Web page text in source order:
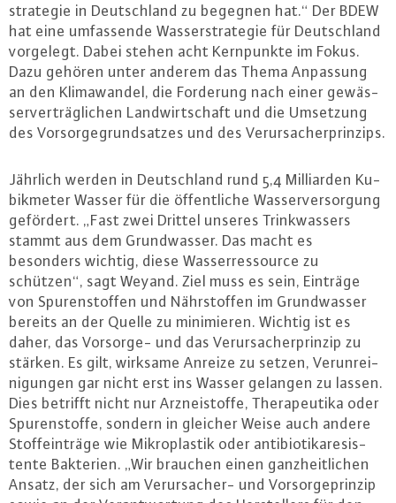
stra­te­gie in Deutsch­land zu begegnen hat.“ Der BDEW
hat eine um­fas­sen­de Was­ser­stra­te­gie für Deutsch­land
vorgelegt. Dabei stehen acht Kern­punk­te im Fokus.
Dazu gehören unter anderem das Thema Anpassung
an den Kli­ma­wan­del, die Forderung nach einer ge­wäs­
ser­ver­träg­li­chen Land­wirt­schaft und die Umsetzung
des Vor­sor­ge­grund­sat­zes und des Ver­ur­sa­cher­prin­zips.
Jährlich werden in Deutsch­land rund 5,4 Mil­li­ar­den Ku­
bik­me­ter Wasser für die öf­fent­li­che Was­ser­ver­sor­gung
gefördert. „Fast zwei Drittel unseres Trink­was­sers
stammt aus dem Grund­was­ser. Das macht es
besonders wichtig, diese Was­ser­res­sour­ce zu
schützen“, sagt Weyand. Ziel muss es sein, Einträge
von Spu­ren­stof­fen und Nähr­stof­fen im Grund­was­ser
bereits an der Quelle zu mi­ni­mie­ren. Wichtig ist es
daher, das Vorsorge- und das Ver­ur­sa­cher­prin­zip zu
stärken. Es gilt, wirksame Anreize zu setzen, Ver­un­rei­
ni­gun­gen gar nicht erst ins Wasser gelangen zu lassen.
Dies betrifft nicht nur Arz­nei­stof­fe, The­ra­peu­ti­ka oder
Spu­ren­stof­fe, sondern in gleicher Weise auch andere
Stof­f­e­in­trä­ge wie Mi­kro­plas­tik oder an­ti­bio­tika­re­sis­
ten­te Bakterien. „Wir brauchen einen ganz­heit­li­chen
Ansatz, der sich am Ver­ur­sa­cher- und Vor­sor­ge­prin­zip